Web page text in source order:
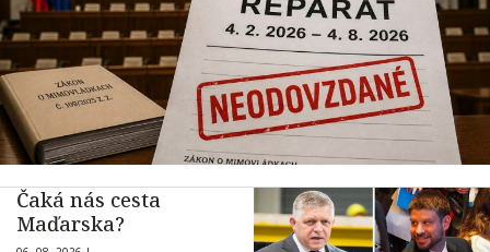
Čaká nás cesta
Maďarska?